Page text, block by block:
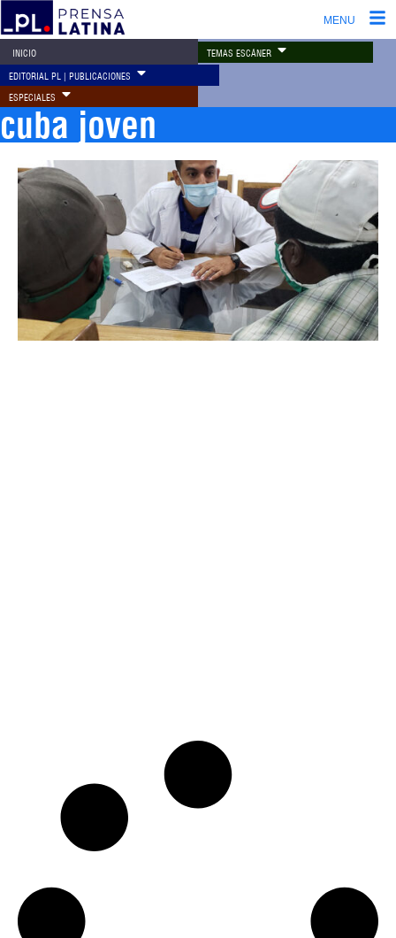
MENU
INICIO TEMAS ESCÁNER
EDITORIAL PL | PUBLICACIONES
ESPECIALES
cuba joven